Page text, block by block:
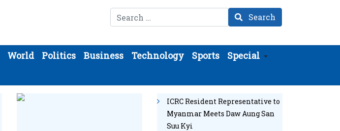
Search Search
World Politics Business Technology Sports
Special
ICRC Resident Representative to
Myanmar Meets Daw Aung San
Suu Kyi